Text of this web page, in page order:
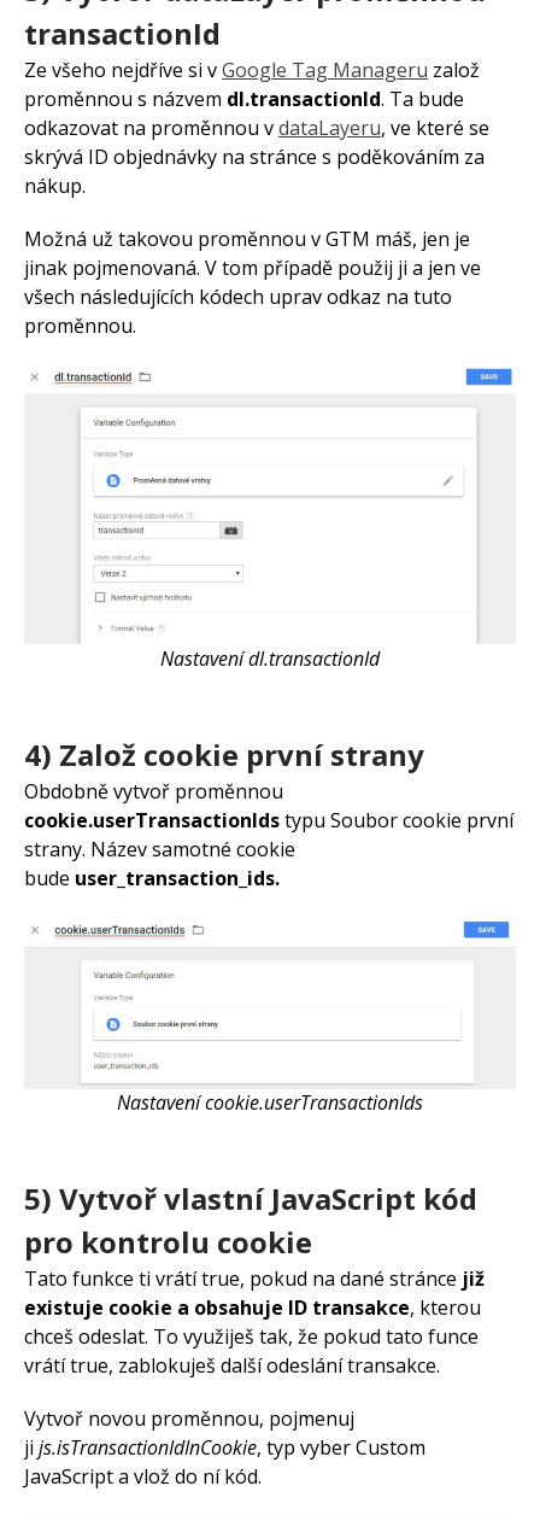
transactionId
Ze všeho nejdříve si vGoogle Tag Manageru založ
proměnnou s názvem dl.transactionId. Ta bude
odkazovat na proměnnou vdataLayeru, ve které se
skrývá ID objednávky na stránce s poděkováním za
nákup.
Možná už takovou proměnnou v GTM máš, jen je
jinak pojmenovaná. V tom případě použij ji a jen ve
všech následujících kódech uprav odkaz na tuto
proměnnou.
Nastavení dl.transactionId
4) Založ cookie první strany
Obdobně vytvoř proměnnou
cookie.userTransactionIdstypu Soubor cookie první
strany. Název samotné cookie
bude user_transaction_ids.
Nastavení cookie.userTransactionIds
5) Vytvoř vlastní JavaScript kód
pro kontrolu cookie
Tato funkce ti vrátí true, pokud na dané stránce již
existuje cookie a obsahuje ID transakce, kterou
chceš odeslat. To využiješ tak, že pokud tato funce
vrátí true, zablokuješ další odeslání transakce.
Vytvoř novou proměnnou, pojmenuj
ji js.isTransactionIdInCookie, typ vyber Custom
JavaScript a vlož do ní kód.